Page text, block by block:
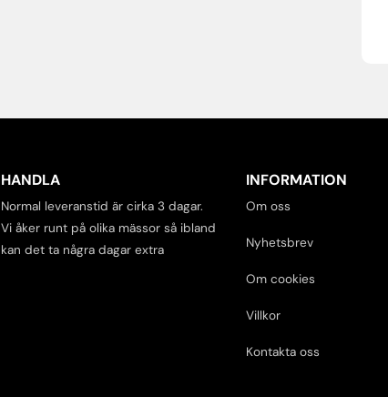
HANDLA
Normal leveranstid är cirka 3 dagar.
Vi åker runt på olika mässor så ibland
kan det ta några dagar extra
INFORMATION
Om oss
Nyhetsbrev
Om cookies
Villkor
Kontakta oss